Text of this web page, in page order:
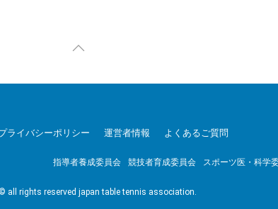
ライバシーポリシー 運営者情報 よくあるご質問
指導者養成委員会 競技者育成委員会 スポーツ医・科学
all rights reserved japan table tennis association.